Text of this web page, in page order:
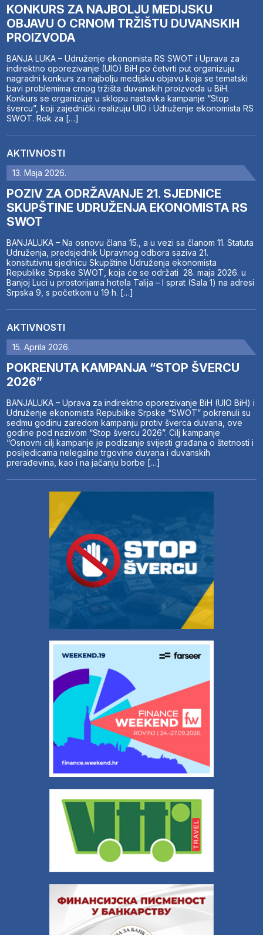
KONKURS ZA NAJBOLJU MEDIJSKU
OBJAVU O CRNOM TRŽIŠTU DUVANSKIH
PROIZVODA
BANJA LUKA – Udruženje ekonomista RS SWOT i Uprava za
indirektno oporezivanje (UIO) BiH po četvrti put organizuju
nagradni konkurs za najbolju medijsku objavu koja se tematski
bavi problemima crnog tržišta duvanskih proizvoda u BiH.
Konkurs se organizuje u sklopu nastavka kampanje “Stop
švercu”, koji zajednički realizuju UIO i Udruženje ekonomista RS
SWOT. Rok za […]
AKTIVNOSTI
13. Maja 2026.
POZIV ZA ODRŽAVANJE 21. SJEDNICE
SKUPŠTINE UDRUŽENJA EKONOMISTA RS
SWOT
BANJALUKA – Na osnovu člana 15., a u vezi sa članom 11. Statuta
Udruženja, predsjednik Upravnog odbora saziva 21.
konsitutivnu sjednicu Skupštine Udruženja ekonomista
Republike Srpske SWOT, koja će se održati 28. maja 2026. u
Banjoj Luci u prostorijama hotela Talija – I sprat (Sala 1) na adresi
Srpska 9, s početkom u 19 h. […]
AKTIVNOSTI
15. Aprila 2026.
POKRENUTA KAMPANJA “STOP ŠVERCU
2026”
BANJALUKA – Uprava za indirektno oporezivanje BiH (UIO BiH) i
Udruženje ekonomista Republike Srpske “SWOT” pokrenuli su
sedmu godinu zaredom kampanju protiv šverca duvana, ove
godine pod nazivom “Stop švercu 2026”. Cilj kampanje
“Osnovni cilj kampanje je podizanje svijesti građana o štetnosti i
posljedicama nelegalne trgovine duvana i duvanskih
prerađevina, kao i na jačanju borbe […]